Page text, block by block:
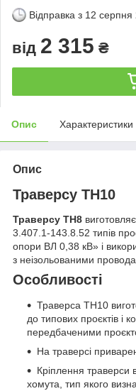
Відправка з 12 серпня
від 2 315 ₴
Опис Характеристики
Опис
Траверсу ТН10
Траверсу ТН8
3.407.1-143.8.52 типів
опори ВЛ 0,38 кВ» і
з неізольованими
Особливості
Траверса ТН10
до типових проєктів і
передбаченими
На траверсі
Кріплення траверси
хомута, тип якого